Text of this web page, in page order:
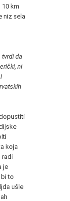
km
niz sela
da
ni
koja
radi
je
to
ušle